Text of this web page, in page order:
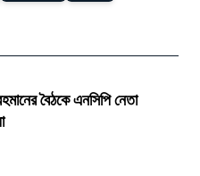
বৈঠকে এনসিপি নেতা